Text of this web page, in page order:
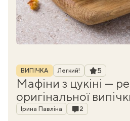
Рубрика
ВИПІЧКА Легкий! Рейтинг
5
Мафіни з цукіні —
оригінальної
Автор
Ірина Павліна Коментарі
2